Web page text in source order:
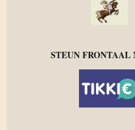
STEUN FRONTAAL